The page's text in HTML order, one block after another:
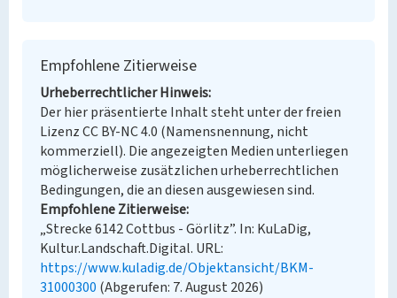
Empfohlene Zitierweise
Urheberrechtlicher Hinweis
Der hier präsentierte Inhalt steht unter der freien
Lizenz CC BY-NC 4.0 (Namensnennung, nicht
kommerziell). Die angezeigten Medien unterliegen
möglicherweise zusätzlichen urheberrechtlichen
Bedingungen, die an diesen ausgewiesen sind.
Empfohlene Zitierweise
„Strecke 6142 Cottbus - Görlitz”. In: KuLaDig,
Kultur.Landschaft.Digital. URL:
https://www.kuladig.de/Objektansicht/BKM-
31000300 (Abgerufen: 7. August 2026)